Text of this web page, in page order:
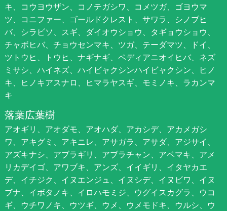
キ、コウヨウザン、コノテガシワ、コメツガ、ゴヨウマ
ツ、コニファー、ゴールドクレスト、サワラ、シノブヒ
バ、シラビソ、スギ、ダイオウショウ、タギョウショウ、
チャボヒバ、チョウセンマキ、ツガ、テーダマツ、ドイ、
ツトウヒ、トウヒ、ナギナギ、ペディアニオイヒバ、ネズ
ミサシ、ハイネズ、ハイビャクシンハイビャクシン、ヒノ
キ、ヒノキアスナロ、ヒマラヤスギ、モミノキ、ラカンマ
キ
落葉広葉樹
アオギリ、アオダモ、アオハダ、アカシデ、アカメガシ
ワ、アキグミ、アキニレ、アサガラ、アサダ、アジサイ、
アズキナシ、アブラギリ、アブラチャン、アベマキ、アメ
リカデイゴ、アワブキ、アンズ、イイギリ、イタヤカエ
デ、イチジク、イヌエンジュ、イヌシデ、イヌビワ、イヌ
ブナ、イボタノキ、イロハモミジ、ウグイスカグラ、ウコ
ギ、ウチワノキ、ウツギ、ウメ、ウメモドキ、ウルシ、ウ